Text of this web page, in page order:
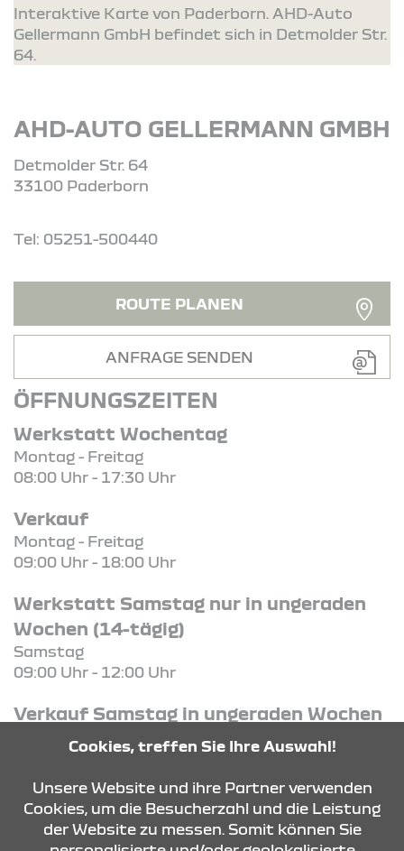
Interaktive Karte von Paderborn. AHD-Auto
Gellermann GmbH befindet sich in Detmolder Str.
64.
AHD-AUTO GELLERMANN GMBH
Detmolder Str. 64
33100 Paderborn
Tel: 05251-500440
ROUTE PLANEN
ANFRAGE SENDEN
ÖFFNUNGSZEITEN
Werkstatt Wochentag
Montag - Freitag
08:00 Uhr - 17:30 Uhr
Verkauf
Montag - Freitag
09:00 Uhr - 18:00 Uhr
Werkstatt Samstag nur in ungeraden
Wochen (14-tägig)
Samstag
09:00 Uhr - 12:00 Uhr
Verkauf Samstag in ungeraden Wochen
(14-tägig)
10:00 Uhr - 13:00 Uhr
KONTAKT & ANFAHRT
Cookies, treffen Sie Ihre Auswahl!
Unsere Website und ihre Partner verwenden
Cookies, um die Besucherzahl und die Leistung
der Website zu messen. Somit können Sie